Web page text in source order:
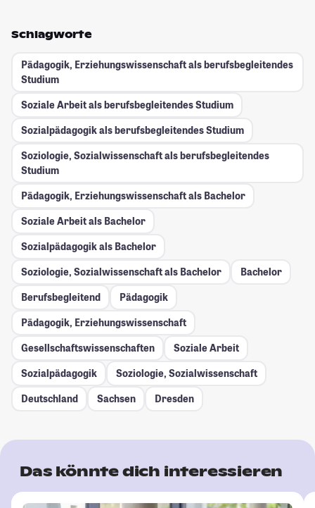
Schlagworte
Pädagogik, Erziehungswissenschaft als berufsbegleitendes
Studium
Soziale Arbeit als berufsbegleitendes Studium
Sozialpädagogik als berufsbegleitendes Studium
Soziologie, Sozialwissenschaft als berufsbegleitendes
Studium
Pädagogik, Erziehungswissenschaft als Bachelor
Soziale Arbeit als Bachelor
Sozialpädagogik als Bachelor
Soziologie, Sozialwissenschaft als Bachelor
Bachelor
Berufsbegleitend
Pädagogik
Pädagogik, Erziehungswissenschaft
Gesellschafts­wissenschaften
Soziale Arbeit
Sozialpädagogik
Soziologie, Sozialwissenschaft
Deutschland
Sachsen Dresden
Das könnte dich interessieren